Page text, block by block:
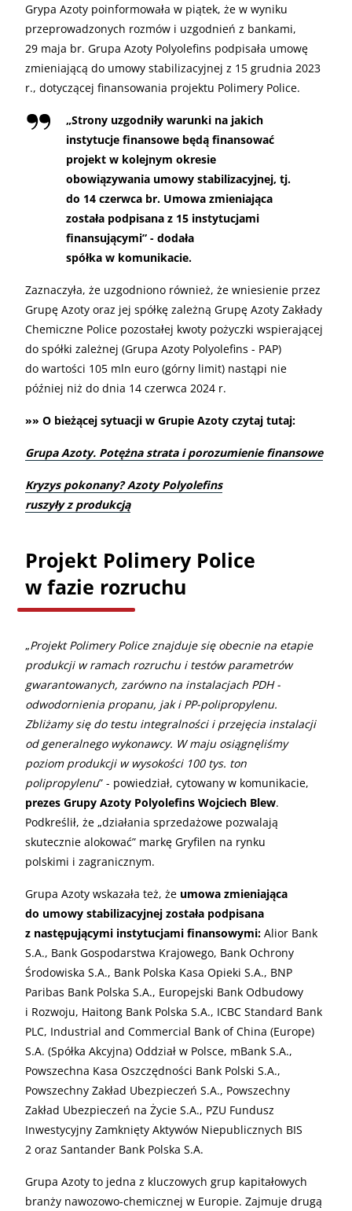
Grypa Azoty poinformowała w piątek, że w wyniku
przeprowadzonych rozmów i uzgodnień z bankami,
29 maja br. Grupa Azoty Polyolefins podpisała umowę
zmieniającą do umowy stabilizacyjnej z 15 grudnia 2023
r., dotyczącej finansowania projektu Polimery Police.
„Strony uzgodniły warunki na jakich
instytucje finansowe będą finansować
projekt w kolejnym okresie
obowiązywania umowy stabilizacyjnej, tj.
do 14 czerwca br. Umowa zmieniająca
została podpisana z 15 instytucjami
finansującymi” - dodała
spółka w komunikacie.
Zaznaczyła, że uzgodniono również, że wniesienie przez
Grupę Azoty oraz jej spółkę zależną Grupę Azoty Zakłady
Chemiczne Police pozostałej kwoty pożyczki wspierającej
do spółki zależnej (Grupa Azoty Polyolefins - PAP)
do wartości 105 mln euro (górny limit) nastąpi nie
później niż do dnia 14 czerwca 2024 r.
»» O bieżącej sytuacji w Grupie Azoty czytaj tutaj:
Grupa Azoty. Potężna strata i porozumienie finansowe
Kryzys pokonany? Azoty Polyolefins
ruszyły z produkcją
Projekt Polimery Police
w fazie rozruchu
„Projekt Polimery Police znajduje się obecnie na etapie
produkcji w ramach rozruchu i testów parametrów
gwarantowanych, zarówno na instalacjach PDH -
odwodornienia propanu, jak i PP-polipropylenu.
Zbliżamy się do testu integralności i przejęcia instalacji
od generalnego wykonawcy. W maju osiągnęliśmy
poziom produkcji w wysokości 100 tys. ton
polipropylenu” - powiedział, cytowany w komunikacie,
prezes Grupy Azoty Polyolefins Wojciech Blew.
Podkreślił, że „działania sprzedażowe pozwalają
skutecznie alokować” markę Gryfilen na rynku
polskimi i zagranicznym.
Grupa Azoty wskazała też, że umowa zmieniająca
do umowy stabilizacyjnej została podpisana
z następującymi instytucjami finansowymi: Alior Bank
S.A., Bank Gospodarstwa Krajowego, Bank Ochrony
Środowiska S.A., Bank Polska Kasa Opieki S.A., BNP
Paribas Bank Polska S.A., Europejski Bank Odbudowy
i Rozwoju, Haitong Bank Polska S.A., ICBC Standard Bank
PLC, Industrial and Commercial Bank of China (Europe)
S.A. (Spółka Akcyjna) Oddział w Polsce, mBank S.A.,
Powszechna Kasa Oszczędności Bank Polski S.A.,
Powszechny Zakład Ubezpieczeń S.A., Powszechny
Zakład Ubezpieczeń na Życie S.A., PZU Fundusz
Inwestycyjny Zamknięty Aktywów Niepublicznych BIS
2 oraz Santander Bank Polska S.A.
Grupa Azoty to jedna z kluczowych grup kapitałowych
branży nawozowo-chemicznej w Europie. Zajmuje drugą